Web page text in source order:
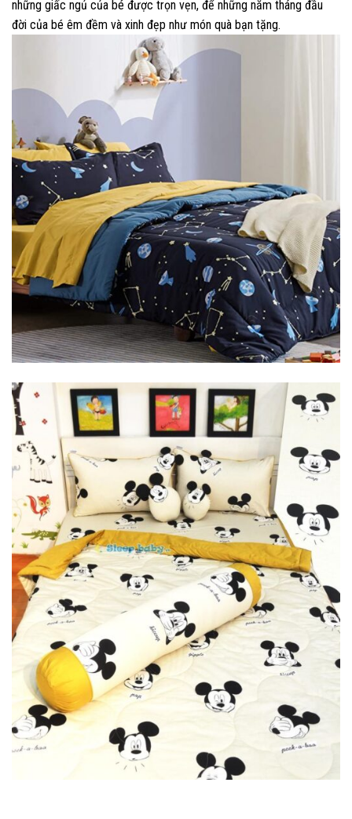
những giấc ngủ của bé được trọn vẹn, để những năm tháng đầu
đời của bé êm đềm và xinh đẹp như món quà bạn tặng.